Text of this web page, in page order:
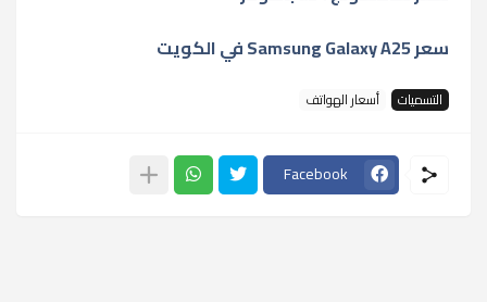
سعر Samsung Galaxy A25 في الكويت
التسميات أسعار الهواتف
Facebook